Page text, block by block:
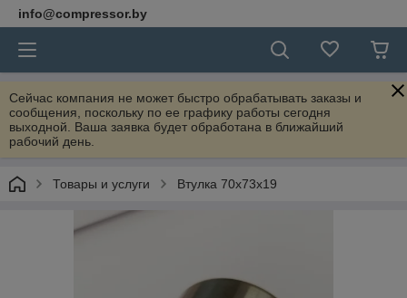
info@compressor.by
Сейчас компания не может быстро обрабатывать заказы и
сообщения, поскольку по ее графику работы сегодня
выходной. Ваша заявка будет обработана в ближайший
рабочий день.
Товары и услуги Втулка 70x73x19